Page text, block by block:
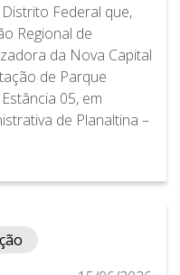
Federal que,
Regional de
da Nova Capital
de Parque
05, em
de Planaltina –